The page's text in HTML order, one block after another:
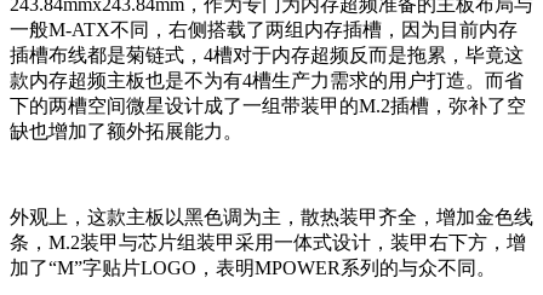
243.84mmx243.84mm，作为专门为内存超频准备的主板布局与
一般M-ATX不同，右侧搭载了两组内存插槽，因为目前内存
插槽布线都是菊链式，4槽对于内存超频反而是拖累，毕竟这
款内存超频主板也是不为有4槽生产力需求的用户打造。而省
下的两槽空间微星设计成了一组带装甲的M.2插槽，弥补了空
缺也增加了额外拓展能力。
外观上，这款主板以黑色调为主，散热装甲齐全，增加金色线
条，M.2装甲与芯片组装甲采用一体式设计，装甲右下方，增
加了“M”字贴片LOGO，表明MPOWER系列的与众不同。